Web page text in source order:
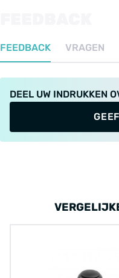
FEEDBACK VRAGEN
DEEL UW INDRUKKEN